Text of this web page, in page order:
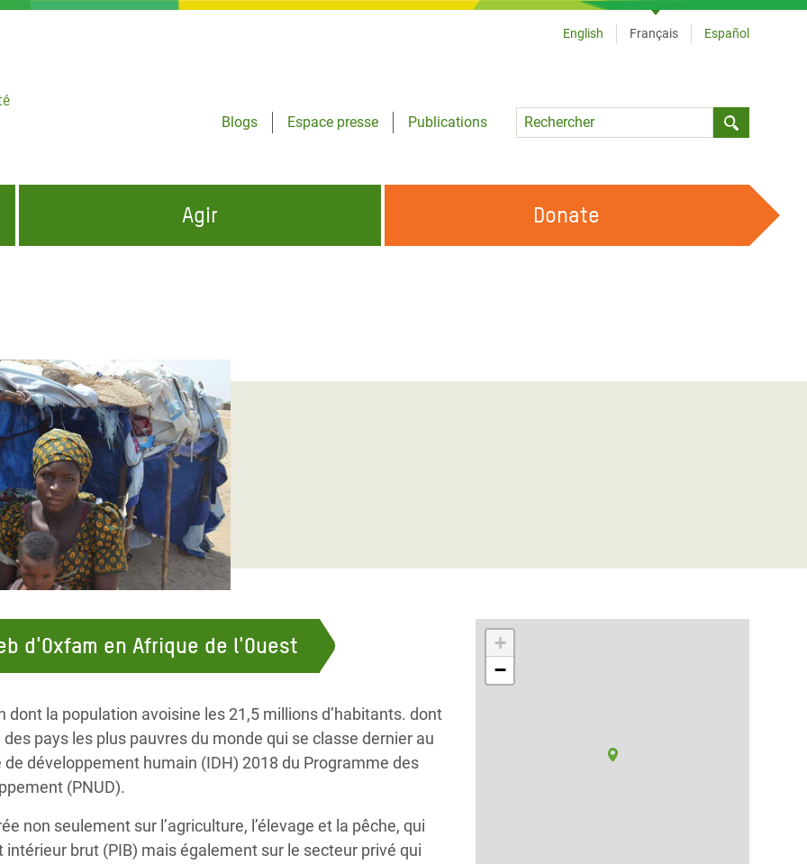
Blogs
Espace presse
Publications
Language
English Français Español
Gaza
et
en Afrique de
Yémen
Réfugiés Rohingyas
du Sud
Syrie
Agir Donate
+
−
d'Oxfam en Afrique de l'Ouest
dont la population avoisine les 21,5 millions d’habitants. dont
des pays les plus pauvres du monde qui se classe dernier au
de développement humain (IDH) 2018 du Programme des
(PNUD).
non seulement sur l’agriculture, l’élevage et la pêche, qui
intérieur brut (PIB) mais également sur le secteur privé qui